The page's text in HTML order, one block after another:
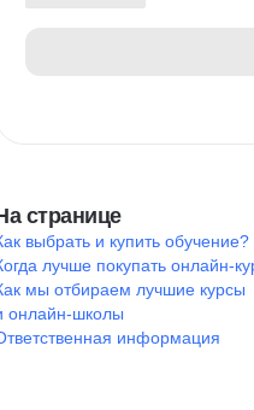
странице
выбрать и купить обучение?
лучше покупать онлайн-
мы отбираем лучшие курсы
онлайн-школы
информация